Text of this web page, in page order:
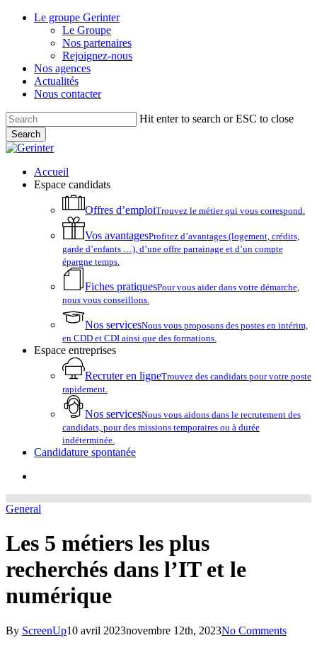
Skip
Le groupe Gerinter
Le Groupe
Nos partenaires
Rejoignez-nous
Nos agences
Actualités
Nous contacter
Hit enter to search or ESC to close
Search
Close
account
Menu
Accueil
Espace candidats
Offres d’emploiTrouvez le métier qui vous correspond.
Vos avantagesProfitez d’avantages (logement, crédits,
garde d’enfants …), d’une offre parrainage et d’un compte
épargne temps.
Fiches pratiquesPour vous aider dans votre démarche,
nous vous conseillons.
Nos servicesNous vous proposons des postes en intérim,
en CDD et CDI ainsi que des formations.
Espace entreprises
Recruter en ligneTrouvez des candidats pour votre poste
rapidement.
Nos servicesNous vous aidons dans le recrutement des
candidats, pour des missions temporaires ou à durée
indéterminée.
Candidature spontanée
General
Les 5 métiers les plus
recherchés dans l’IT et le
numérique
By ScreenUp10 avril 2023novembre 12th, 2023No Comments